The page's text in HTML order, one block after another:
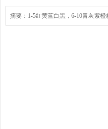
摘要：1-5红黄蓝白黑，6-10青灰紫橙